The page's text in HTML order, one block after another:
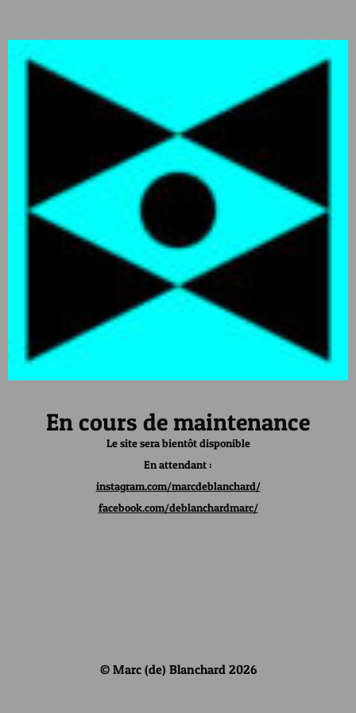
En cours de maintenance
Le site sera bientôt disponible
En attendant :
instagram.com/marcdeblanchard/
facebook.com/deblanchardmarc/
© Marc (de) Blanchard 2026